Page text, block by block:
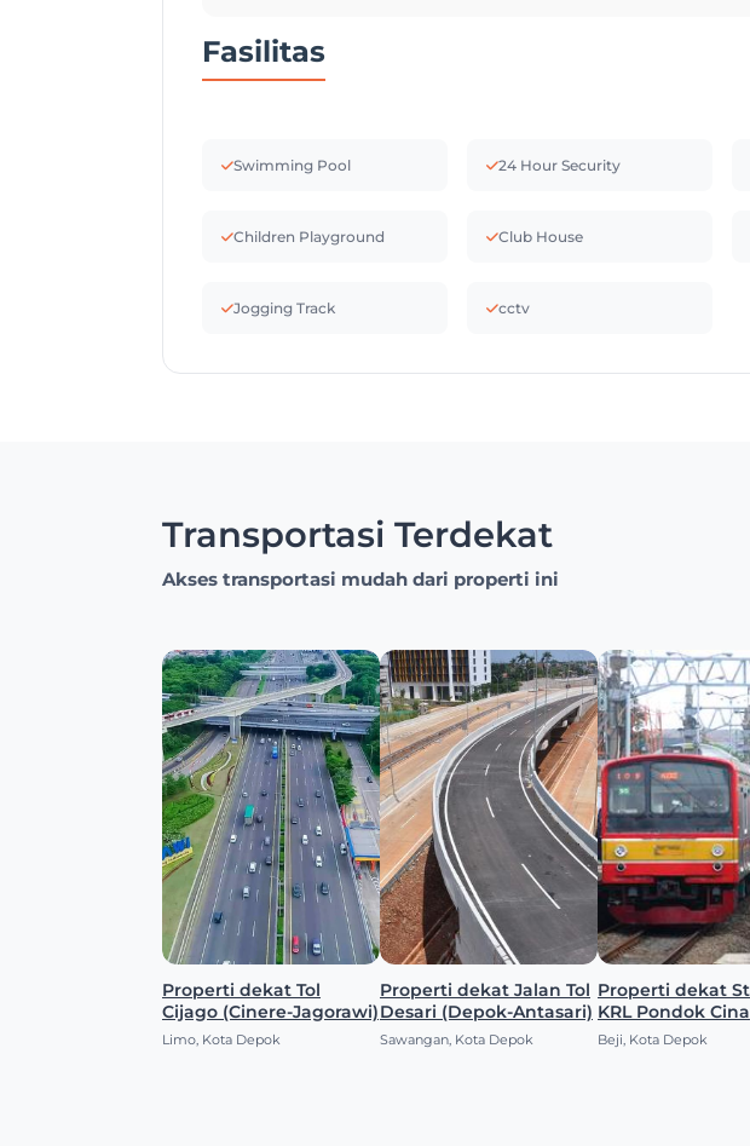
Fasilitas
Swimming Pool 24 Hour Security
Children Playground Club House
Jogging Track cctv
Transportasi Terdekat
Akses transportasi mudah dari properti ini
Properti dekat Tol
Cijago (Cinere-Jagorawi)
Limo, Kota Depok
Properti dekat Jalan Tol
Desari (Depok-Antasari)
Sawangan, Kota Depok
Properti dekat Stasiun
KRL Pondok Cina
(Pocin)
Beji, Kota Depok